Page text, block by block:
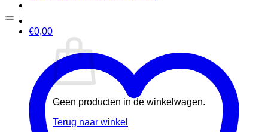
€0,00
Geen producten in de winkelwagen.
Terug naar winkel